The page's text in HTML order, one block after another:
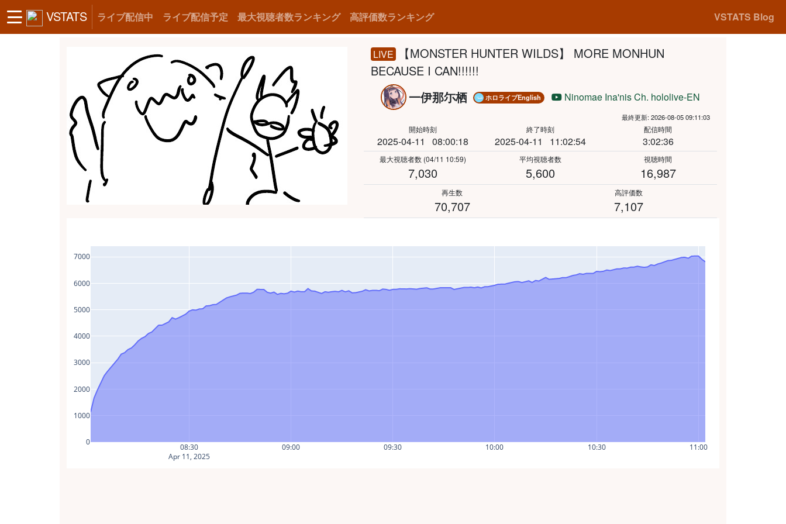
VSTATS ライブ配信中 ライブ配信予定 最大視聴者数ランキング 高評価数ランキング VSTATS Blog
LIVE
【MONSTER HUNTER WILDS】 MORE MONHUN
BECAUSE I CAN!!!!!!
一伊那尓栖
ホロライブEnglish Ninomae Ina'nis Ch. hololive-EN
最終更新: 2026-08-05 09:11:03
開始時刻
2025-04-11 08:00:18
終了時刻
2025-04-11 11:02:54
配信時間
3:02:36
最大視聴者数 (04/11 10:59)
7,030
平均視聴者数
5,600
視聴時間
16,987
再生数
70,707
高評価数
7,107
08:30
Apr 11, 2025
09:00 09:30 10:00 10:30 11:00
0
1000
2000
3000
4000
5000
6000
7000